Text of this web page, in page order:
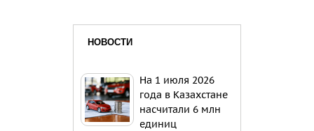
НОВОСТИ
На 1 июля 2026
года в Казахстане
насчитали 6 млн
единиц